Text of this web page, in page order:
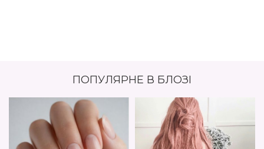
ПОПУЛЯРНЕ В БЛОЗІ